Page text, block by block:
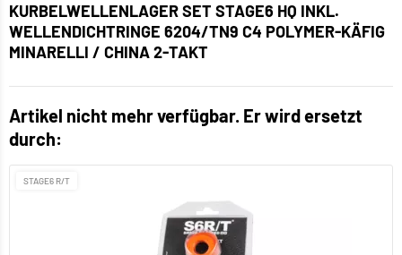
KURBELWELLENLAGER SET STAGE6 HQ INKL.
WELLENDICHTRINGE 6204/TN9 C4 POLYMER-KÄFIG
MINARELLI / CHINA 2-TAKT
Artikel nicht mehr verfügbar. Er wird ersetzt
durch:
STAGE6 R/T